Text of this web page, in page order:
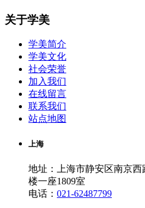
关于学美
学美简介
学美文化
社会荣誉
加入我们
在线留言
联系我们
站点地图
上海
地址：上海市静安区南京
楼一座1809室
电话： 021-62487799